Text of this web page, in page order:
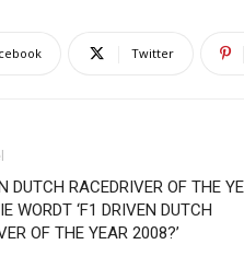
Twitter
DUTCH RACEDRIVER OF THE
WORDT ‘F1 DRIVEN DUTCH
OF THE YEAR 2008?’